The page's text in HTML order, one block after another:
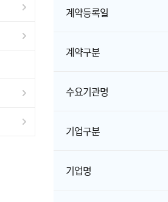
계약등록일
계약구분
수요기관명
기업구분
기업명